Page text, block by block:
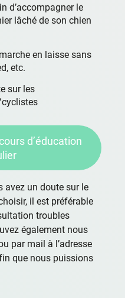
d’accompagner le
lâché de son chien
en laisse sans
etc.
sur les
d’éducation
avez un doute sur le
il est préférable
troubles
également nous
par mail à l’adresse
que nous puissions